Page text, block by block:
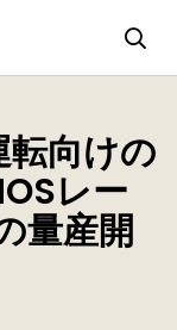
転向けの
レー
量産開